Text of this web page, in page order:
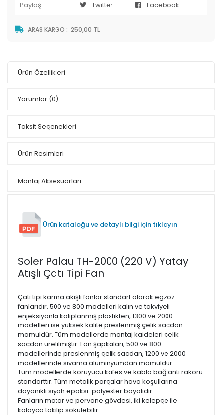
Paylaş: Twitter Facebook
ARAS KARGO : 250,00 TL
Ürün Özellikleri
Yorumlar (0)
Taksit Seçenekleri
Ürün Resimleri
Montaj Aksesuarları
Ürün kataloğu ve detaylı bilgi için tıklayın
Soler Palau TH-2000 (220 V) Yatay
Atışlı Çatı Tipi Fan
Çatı tipi karma akışlı fanlar standart olarak egzoz
fanlarıdır. 500 ve 800 modelleri kalın ve takviyeli
enjeksiyonla kalıplanmış plastikten, 1300 ve 2000
modelleri ise yüksek kalite preslenmiş çelik sacdan
mamuldür. Tüm modellerde montaj kaideleri çelik
sacdan üretilmiştir. Fan şapkaları; 500 ve 800
modellerinde preslenmiş çelik sacdan, 1200 ve 2000
modellerinde sıvama alüminyumdan mamuldür.
Tüm modellerde koruyucu kafes ve kablo bağlantı rakoru
standarttır. Tüm metalik parçalar hava koşullarına
dayanıklı siyah epoksi-polyester boyalıdır.
Fanların motor ve pervane gövdesi, iki kelepçe ile
kolayca takılıp sökülebilir.